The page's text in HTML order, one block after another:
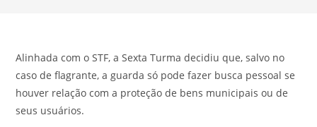
Alinhada com o STF, a Sexta Turma decidiu que, salvo no
caso de flagrante, a guarda só pode fazer busca pessoal se
houver relação com a proteção de bens municipais ou de
seus usuários.